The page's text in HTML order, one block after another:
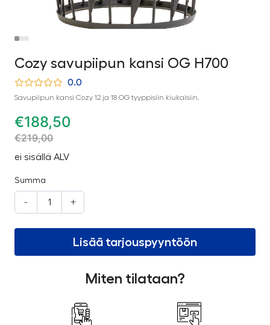
Cozy savupiipun kansi OG H700
0.0
Savupiipun kansi Cozy 12 ja 18 OG tyyppisiin kiukaisiin.
€188,50
€219,00
ei sisällä ALV
Summa
- +
Lisää tarjouspyyntöön
Miten tilataan?